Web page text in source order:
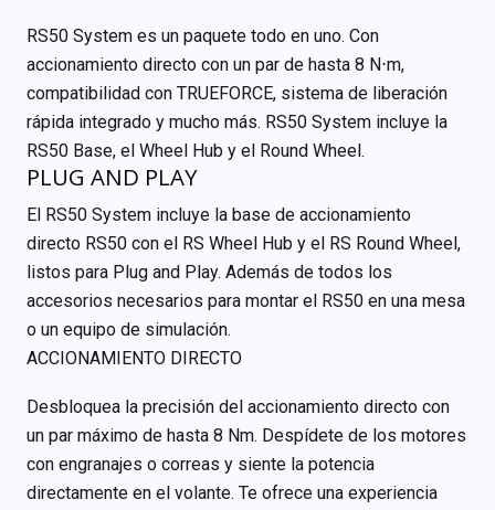
RS50 System es un paquete todo en uno. Con
accionamiento directo con un par de hasta 8 N⋅m,
compatibilidad con TRUEFORCE, sistema de liberación
rápida integrado y mucho más. RS50 System incluye la
RS50 Base, el Wheel Hub y el Round Wheel.
PLUG AND PLAY
El RS50 System incluye la base de accionamiento
directo RS50 con el RS Wheel Hub y el RS Round Wheel,
listos para Plug and Play. Además de todos los
accesorios necesarios para montar el RS50 en una mesa
o un equipo de simulación.
ACCIONAMIENTO DIRECTO
Desbloquea la precisión del accionamiento directo con
un par máximo de hasta 8 Nm. Despídete de los motores
con engranajes o correas y siente la potencia
directamente en el volante. Te ofrece una experiencia